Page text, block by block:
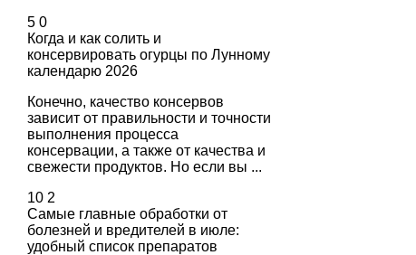
5 0
Когда и как солить и
консервировать огурцы по Лунному
календарю 2026
Конечно, качество консервов
зависит от правильности и точности
выполнения процесса
консервации, а также от качества и
свежести продуктов. Но если вы ...
10 2
Самые главные обработки от
болезней и вредителей в июле:
удобный список препаратов